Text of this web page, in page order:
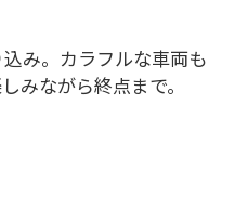
み。カラフルな車両も
みながら終点まで。